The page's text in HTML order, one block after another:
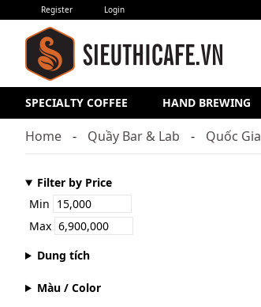
Register Login
SPECIALTY COFFEE HAND BREWING
Home Quầy Bar & Lab Quốc Gia
Filter by Price
Min
Max
Dung tích
Màu / Color